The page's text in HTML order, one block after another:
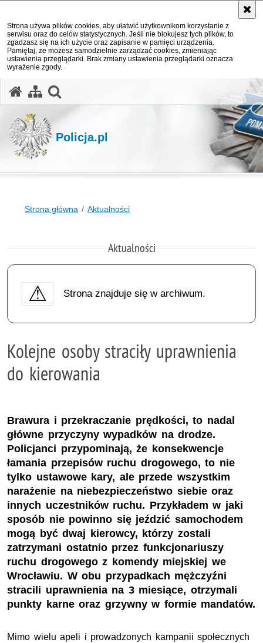
Strona używa plików cookies, aby ułatwić użytkownikom korzystanie z
serwisu oraz do celów statystycznych. Jeśli nie blokujesz tych plików, to
zgadzasz się na ich użycie oraz zapisanie w pamięci urządzenia.
Pamiętaj, że możesz samodzielnie zarządzać cookies, zmieniając
ustawienia przeglądarki. Brak zmiany ustawienia przeglądarki oznacza
wyrażenie zgody.
Policja.pl
Strona główna Aktualności
Aktualności
Strona znajduje się w archiwum.
Kolejne osoby straciły uprawnienia
do kierowania
Brawura i przekraczanie prędkości, to nadal
główne przyczyny wypadków na drodze.
Policjanci przypominają, że konsekwencje
łamania przepisów ruchu drogowego, to nie
tylko ustawowe kary, ale przede wszystkim
narażenie na niebezpieczeństwo siebie oraz
innych uczestników ruchu. Przykładem w jaki
sposób nie powinno się jeździć samochodem
mogą być dwaj kierowcy, którzy zostali
zatrzymani ostatnio przez funkcjonariuszy
ruchu drogowego z komendy miejskiej we
Wrocławiu. W obu przypadkach mężczyźni
stracili uprawnienia na 3 miesiące, otrzymali
punkty karne oraz grzywny w formie mandatów.
Mimo wielu apeli i prowadzonych kampanii społecznych